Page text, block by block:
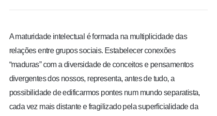
MUNDO
A maturidade intelectual é formada na multiplicidade das
relações entre grupos sociais. Estabelecer conexões
“maduras” com a diversidade de conceitos e pensamentos
divergentes dos nossos, representa, antes de tudo, a
possibilidade de edificarmos pontes num mundo separatista,
cada vez mais distante e fragilizado pela superficialidade da